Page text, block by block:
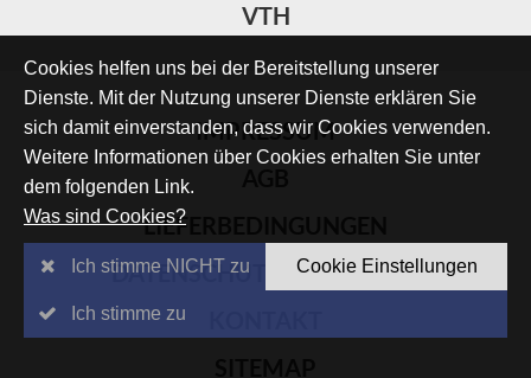
VTH
IMPRESSUM
LIEFERBEDINGUNGEN
DATENSCHUTZERKLÄRUNG
Cookies helfen uns bei der Bereitstellung unserer
Dienste. Mit der Nutzung unserer Dienste erklären Sie
sich damit einverstanden, dass wir Cookies verwenden.
Weitere Informationen über Cookies erhalten Sie unter
dem folgenden Link.
Was sind Cookies?
Ich stimme NICHT zu Cookie Einstellungen
Ich stimme zu